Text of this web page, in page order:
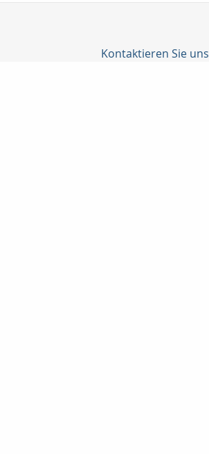
Kontaktieren Sie uns